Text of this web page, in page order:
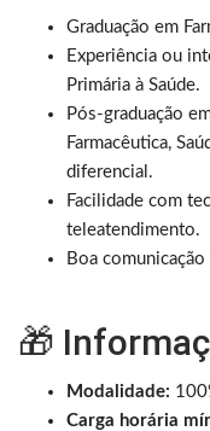
Graduação em
Experiência ou
Primária à Saúde.
Pós-graduação
Farmacêutica,
diferencial.
Facilidade com
teleatendimento.
Boa
🎁
Modalidade:
Carga horária